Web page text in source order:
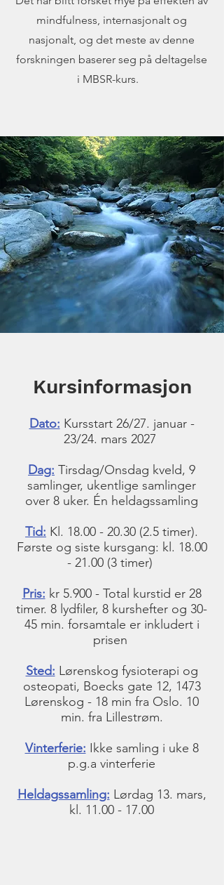
mindfulness, internasjonalt og
nasjonalt, og det meste av denne
forskningen baserer seg på deltagelse
i MBSR-kurs.
Kursinformasjon
Dato: Kursstart 26/27. januar -
23/24. mars 2027
Dag: Tirsdag/Onsdag kveld, 9
samlinger, ukentlige samlinger
over 8 uker. Én heldagssamling
Tid: Kl. 18.00 - 20.30 (2.5 timer).
Første og siste kursgang: kl. 18.00
- 21.00 (3 timer)
Pris: kr 5.900 - Total kurstid er 28
timer. 8 lydfiler, 8 kurshefter og 30-
45 min. forsamtale er inkludert i
prisen
Sted: Lørenskog fysioterapi og
osteopati, Boecks gate 12, 1473
Lørenskog - 18 min fra Oslo. 10
min. fra Lillestrøm.
Vinter​ferie: Ikke samling i uke 8
p.g.a vinterferie
Heldagssamling: Lørdag 13. mars,
kl. 11.00 - 17.00